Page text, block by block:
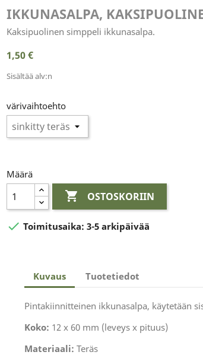
IKKUNASALPA,
Kaksipuolinen simppeli ikkunasalpa.
1,50 €
Sisältää alv:n
värivaihtoehto
Määrä
 OSTOSKORIIN
 Toimitusaika: 3-5 arkipäivää
Kuvaus Tuotetiedot
Pintakiinnitteinen ikkunasalpa, käytetään
Koko: 12 x 60 mm (leveys x pituus)
Materiaali: Teräs